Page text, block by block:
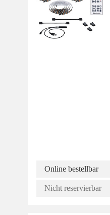
Online bestellbar
Nicht reservierbar